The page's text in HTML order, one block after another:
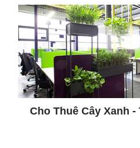
Cho Thuê Cây Xanh